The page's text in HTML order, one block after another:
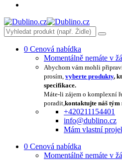
0 Cenová nabídka
Momentálně nemáte v
Abychom vám mohli
prosím, vyberte produkty,
specifikace.
Máte-li zájem o komplexní
poradit,kontaktujte náš tým
+420211154401
info@dublino.cz
Mám vlastní
0 Cenová nabídka
Momentálně nemáte v